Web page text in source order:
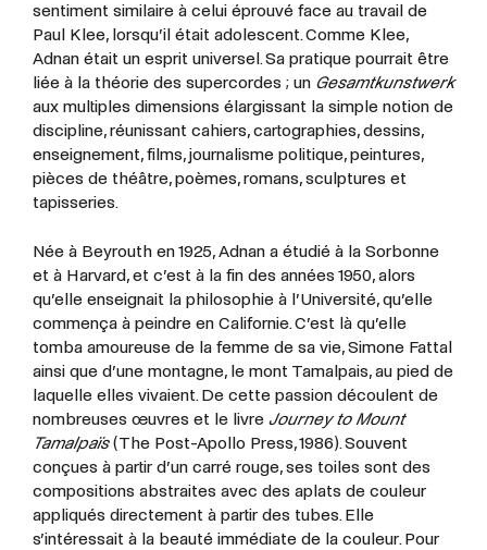
sentiment similaire à celui éprouvé face au travail de
Paul Klee, lorsqu’il était adolescent. Comme Klee,
Adnan était un esprit universel. Sa pratique pourrait être
liée à la théorie des supercordes ; un Gesamtkunstwerk
aux multiples dimensions élargissant la simple notion de
discipline, réunissant cahiers, cartographies, dessins,
enseignement, films, journalisme politique, peintures,
pièces de théâtre, poèmes, romans, sculptures et
tapisseries.
Née à Beyrouth en 1925, Adnan a étudié à la Sorbonne
et à Harvard, et c’est à la fin des années 1950, alors
qu’elle enseignait la philosophie à l’Université, qu’elle
commença à peindre en Californie. C’est là qu’elle
tomba amoureuse de la femme de sa vie, Simone Fattal
ainsi que d’une montagne, le mont Tamalpais, au pied de
laquelle elles vivaient. De cette passion découlent de
nombreuses œuvres et le livre Journey to Mount
Tamalpaïs(The Post-Apollo Press, 1986). Souvent
conçues à partir d’un carré rouge, ses toiles sont des
compositions abstraites avec des aplats de couleur
appliqués directement à partir des tubes. Elle
s’intéressait à la beauté immédiate de la couleur. Pour